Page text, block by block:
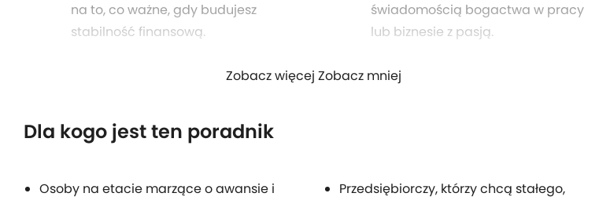
na to, co ważne, gdy budujesz
stabilność finansową.
świadomością bogactwa w pracy
lub biznesie z pasją.
Zobacz więcej Zobacz mniej
Dla kogo jest ten poradnik
Osoby na etacie marzące o awansie i
Przedsiębiorczy, którzy chcą stałego,